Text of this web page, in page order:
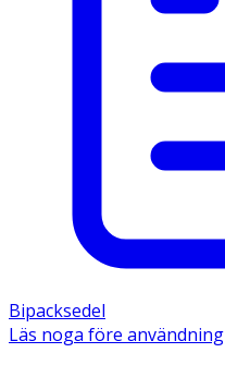
Bipacksedel
Läs noga före användning